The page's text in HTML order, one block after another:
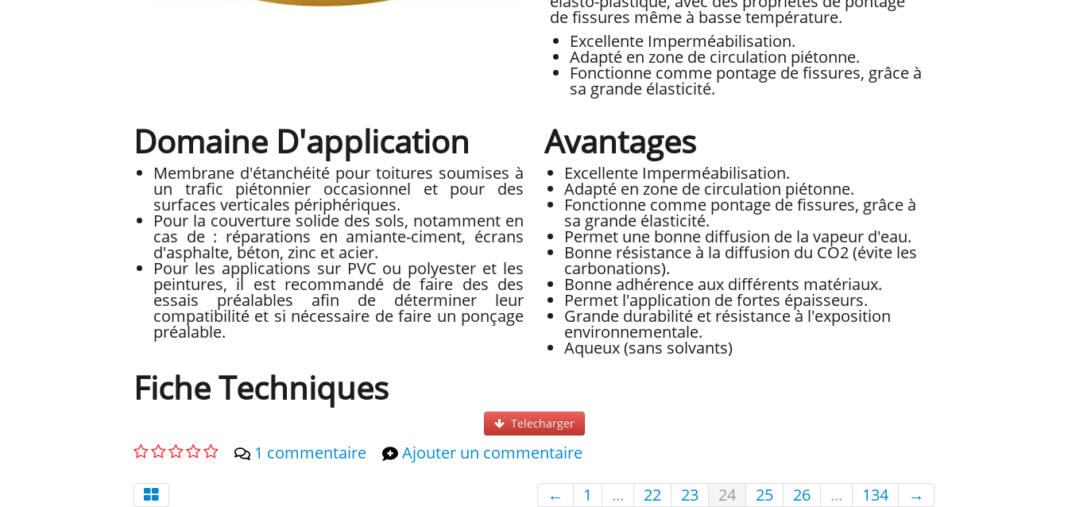
de fissures même à basse température.
Excellente Imperméabilisation.
Adapté en zone de circulation piétonne.
Fonctionne comme pontage de fissures, grâce à
sa grande élasticité.
Domaine D'application
Membrane d'étanchéité pour toitures soumises à
un trafic piétonnier occasionnel et pour des
surfaces verticales périphériques.
Pour la couverture solide des sols, notamment en
cas de : réparations en amiante-ciment, écrans
d'asphalte, béton, zinc et acier.
Pour les applications sur PVC ou polyester et les
peintures, il est recommandé de faire des des
essais préalables afin de déterminer leur
compatibilité et si nécessaire de faire un ponçage
préalable.
Avantages
Excellente Imperméabilisation.
Adapté en zone de circulation piétonne.
Fonctionne comme pontage de fissures, grâce à
sa grande élasticité.
Permet une bonne diffusion de la vapeur d'eau.
Bonne résistance à la diffusion du CO2 (évite les
carbonations).
Bonne adhérence aux différents matériaux.
Permet l'application de fortes épaisseurs.
Grande durabilité et résistance à l'exposition
environnementale.
Aqueux (sans solvants)
Fiche Techniques
Telecharger
1 commentaire
Ajouter un commentaire
←
1 ... 22 23 24 25 26 ... 134 →